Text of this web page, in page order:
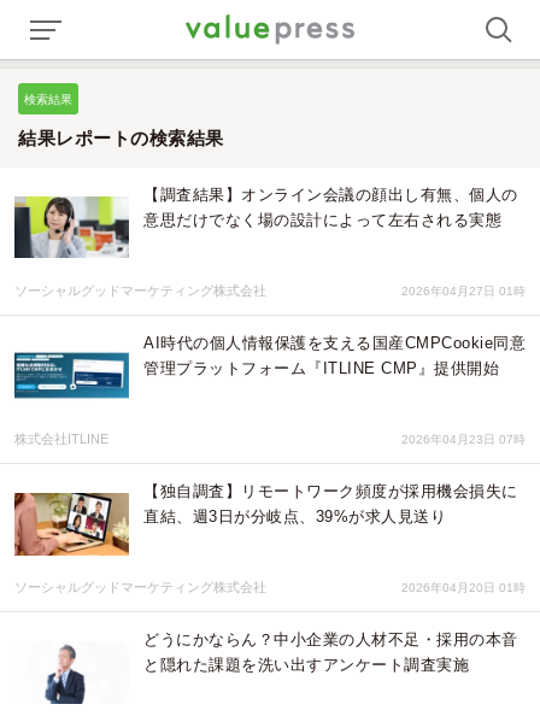
検索結果
結果レポートの検索結果
【調査結果】オンライン会議の顔出し有無、個人の
意思だけでなく場の設計によって左右される実態
ソーシャルグッドマーケティング株式会社 2026年04月27日 01時
AI時代の個人情報保護を支える国産CMPCookie同意
管理プラットフォーム『ITLINE CMP』提供開始
株式会社ITLINE 2026年04月23日 07時
【独自調査】リモートワーク頻度が採用機会損失に
直結、週3日が分岐点、39%が求人見送り
ソーシャルグッドマーケティング株式会社 2026年04月20日 01時
どうにかならん？中小企業の人材不足・採用の本音
と隠れた課題を洗い出すアンケート調査実施